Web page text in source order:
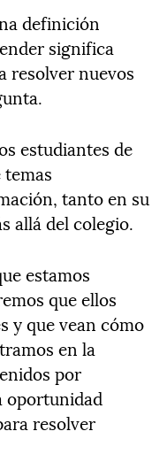
definición
significa
resolver nuevos
estudiantes de
tanto en su
allá del colegio.
estamos
que ellos
y que vean cómo
en la
por
oportunidad
resolver